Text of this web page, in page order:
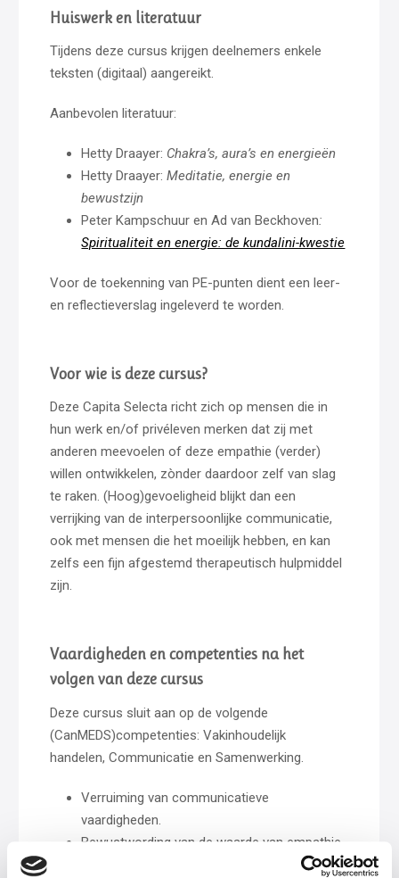
Huiswerk en literatuur
Tijdens deze cursus krijgen deelnemers enkele
teksten (digitaal) aangereikt.
Aanbevolen literatuur:
Hetty Draayer: Chakra’s, aura’s en energieën
Hetty Draayer: Meditatie, energie en
bewustzijn
Peter Kampschuur en Ad van Beckhoven:
Spiritualiteit en energie: de kundalini-kwestie
Voor de toekenning van PE-punten dient een leer-
en reflectieverslag ingeleverd te worden.
Voor wie is deze cursus?
Deze Capita Selecta richt zich op mensen die in
hun werk en/of privéleven merken dat zij met
anderen meevoelen of deze empathie (verder)
willen ontwikkelen, zònder daardoor zelf van slag
te raken. (Hoog)gevoeligheid blijkt dan een
verrijking van de interpersoonlijke communicatie,
ook met mensen die het moeilijk hebben, en kan
zelfs een fijn afgestemd therapeutisch hulpmiddel
zijn.
Vaardigheden en competenties na het
volgen van deze cursus
Deze cursus sluit aan op de volgende
(CanMEDS)competenties: Vakinhoudelijk
handelen, Communicatie en Samenwerking.
Verruiming van communicatieve
vaardigheden.
Bewustwording van de waarde van empathie,
ook in de zin van lijfelijk meevoelen; dieper